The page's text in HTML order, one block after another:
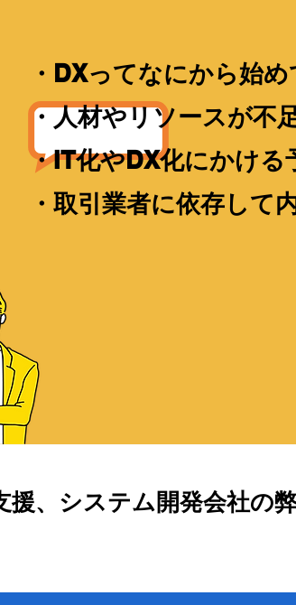
・DXってなにから始
・人材やリソースが不
・IT化やDX化にかける
・取引業者に依存して
援、システム開発会社の